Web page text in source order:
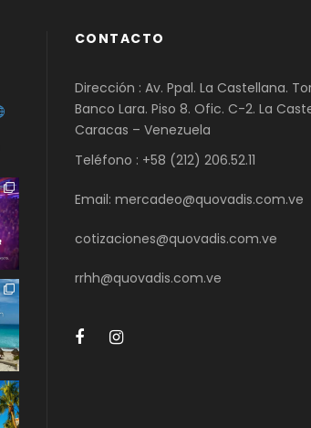
CONTACTO
Dirección : Av. Ppal. La Castellana.
Banco Lara. Piso 8. Ofic. C-2. La
Caracas – Venezuela
Teléfono : +58 (212) 206.52.11
Email: mercadeo@quovadis.com.ve
cotizaciones@quovadis.com.ve
rrhh@quovadis.com.ve